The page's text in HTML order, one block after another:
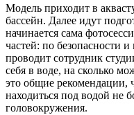
Модель приходит в
бассейн. Далее идут
начинается сама
частей: по безопасности
проводит сотрудник
себя в воде, на сколько
это общие рекомендации,
находиться под водой не
головокружения.